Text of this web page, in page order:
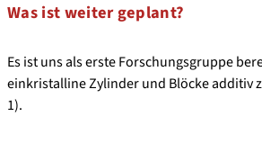
Was ist weiter geplant?
Es ist uns als erste Forschungsgruppe
einkristalline Zylinder und Blöcke additiv
1).